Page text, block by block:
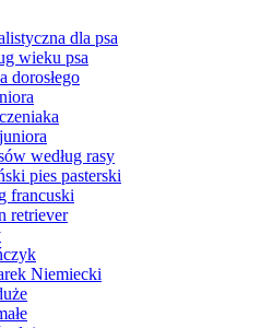
dla psa
wieku psa
dorosłego
juniora
według rasy
pies pasterski
francuski
retriever
Niemiecki